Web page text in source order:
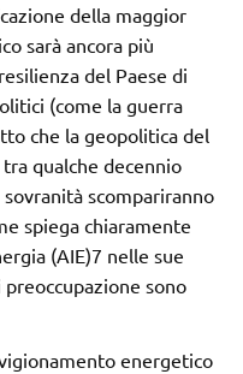
della maggior
sarà ancora più
del Paese di
(come la guerra
che la geopolitica del
qualche decennio
scompariranno
spiega chiaramente
(AIE)7 nelle sue
sono
energetico